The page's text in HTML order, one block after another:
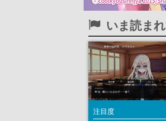
いま読ま
注目度